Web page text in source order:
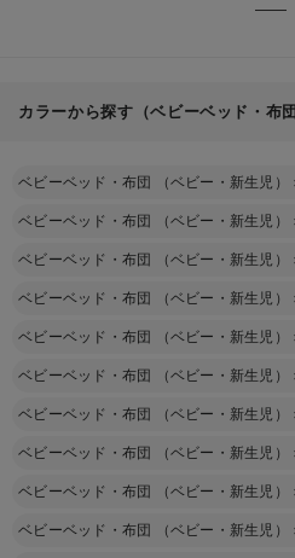
カラーから探す（ベビーベッド・布
ベビーベッド・布団 （ベビー・新生児）
ベビーベッド・布団 （ベビー・新生児）
ベビーベッド・布団 （ベビー・新生児）
ベビーベッド・布団 （ベビー・新生児）
ベビーベッド・布団 （ベビー・新生児）
ベビーベッド・布団 （ベビー・新生児）
ベビーベッド・布団 （ベビー・新生児）
ベビーベッド・布団 （ベビー・新生児）
ベビーベッド・布団 （ベビー・新生児）
ベビーベッド・布団 （ベビー・新生児）